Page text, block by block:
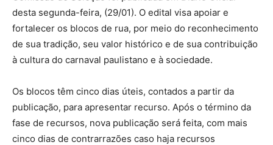
desta segunda-feira, (29/01). O edital visa apoiar e
fortalecer os blocos de rua, por meio do reconhecimento
de sua tradição, seu valor histórico e de sua contribuição
à cultura do carnaval paulistano e à sociedade.
Os blocos têm cinco dias úteis, contados a partir da
publicação, para apresentar recurso. Após o término da
fase de recursos, nova publicação será feita, com mais
cinco dias de contrarrazões caso haja recursos